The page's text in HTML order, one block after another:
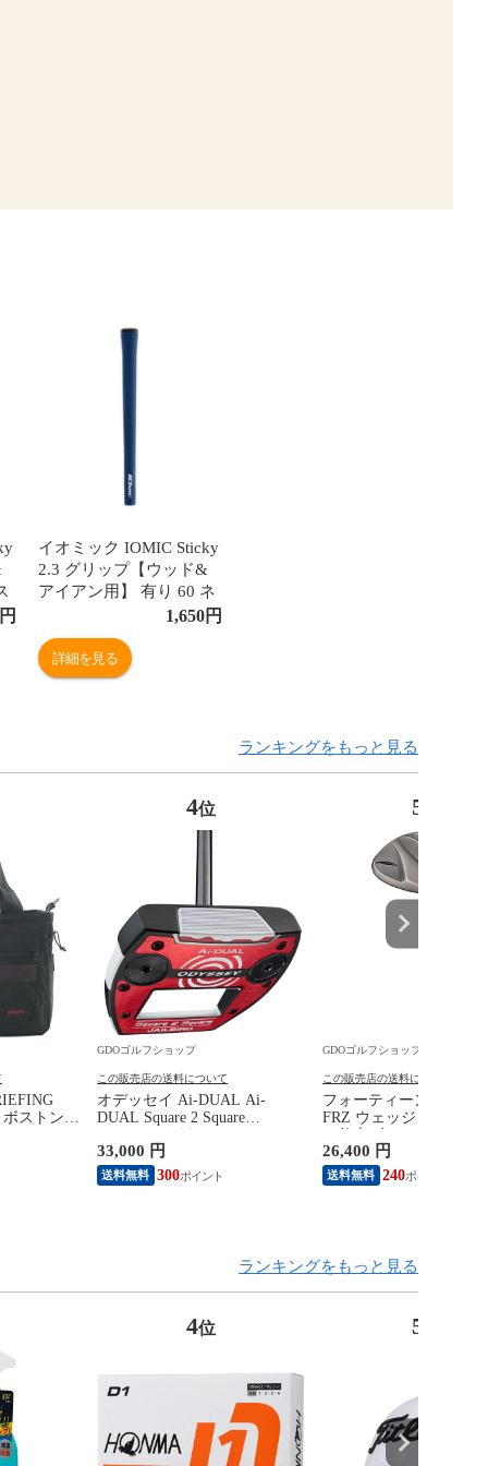
円
イオミック IOMIC Sticky
2.3 グリップ【ウッド&
アイアン用】 有り 60 ネ
1,650円
詳細を見る
ランキングをもっと見る
ボストンバ
4位
GDOゴルフショップ
この販売店の送料について
オデッセイ Ai-DUAL Ai-
DUAL Square 2 Square
STROKE LAB 120 BLACK
34inch
33,000 円
送料無料 300
5
GDOゴルフショップ
この販売店の送料について
フォーティーン
FRZ ウェッジ スモーキ
ラックエディション シ
ト：N.S.PRO TS-101w
クエディション WEDGE
26,400 円
送料無料 240
ランキングをもっと見る
4位 5